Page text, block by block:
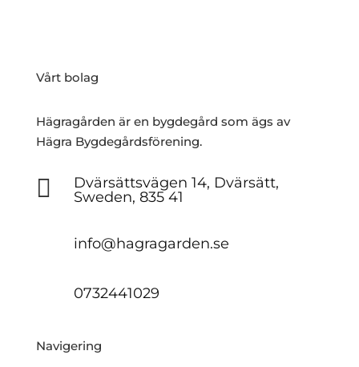
Vårt bolag
Hägragården är en bygdegård som ägs av
Hägra Bygdegårdsförening.

Dvärsättsvägen 14, Dvärsätt,
Sweden, 835 41
info@hagragarden.se
0732441029
Navigering